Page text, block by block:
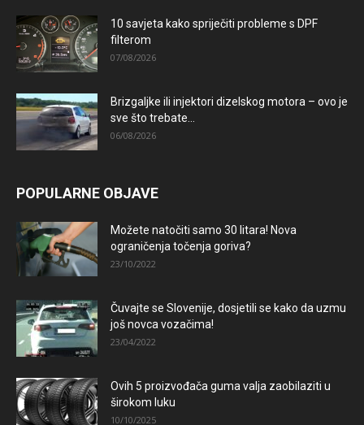
10 savjeta kako spriječiti probleme s DPF
filterom
07/08/2026
Brizgaljke ili injektori dizelskog motora – ovo je
sve što trebate...
06/08/2026
POPULARNE OBJAVE
Možete natočiti samo 30 litara! Nova
ograničenja točenja goriva?
23/10/2022
Čuvajte se Slovenije, dosjetili se kako da uzmu
još novca vozačima!
23/04/2022
Ovih 5 proizvođača guma valja zaobilaziti u
širokom luku
10/10/2025